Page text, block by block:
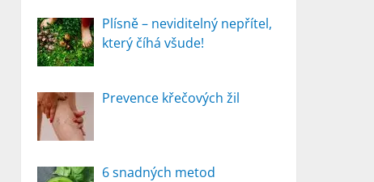
Plísně – neviditelný nepřítel,
který číhá všude!
Prevence křečových žil
6 snadných metod